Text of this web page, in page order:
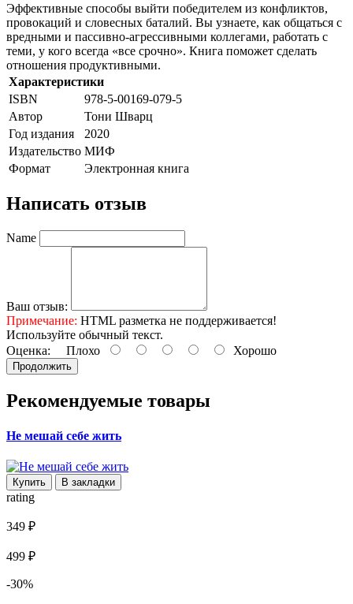
Эффективные способы выйти победителем из конфликтов,
провокаций и словесных баталий. Вы узнаете, как общаться с
вредными и пассивно-агрессивными коллегами, работать с
теми, у кого всегда «все срочно». Книга поможет сделать
отношения продуктивными.
Характеристики
ISBN
978-5-00169-079-5
Автор
Тони Шварц
Год издания
2020
Издательство МИФ
Формат
Электронная книга
Написать отзыв
Name
Ваш отзыв:
Примечание: HTML разметка не поддерживается!
Используйте обычный текст.
Оценка: Плохо Хорошо
Продолжить
Рекомендуемые товары
Не мешай себе жить
Купить В закладки
rating
349 ₽
499 ₽
-30%